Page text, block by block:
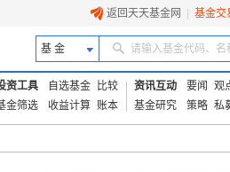
返回天天基金网 基金交
基 金 请输入基金代码、名
资工具 自选基金
比较
金筛选
收益计算 账本
资讯互动 要闻 观
基金研究
策略 私